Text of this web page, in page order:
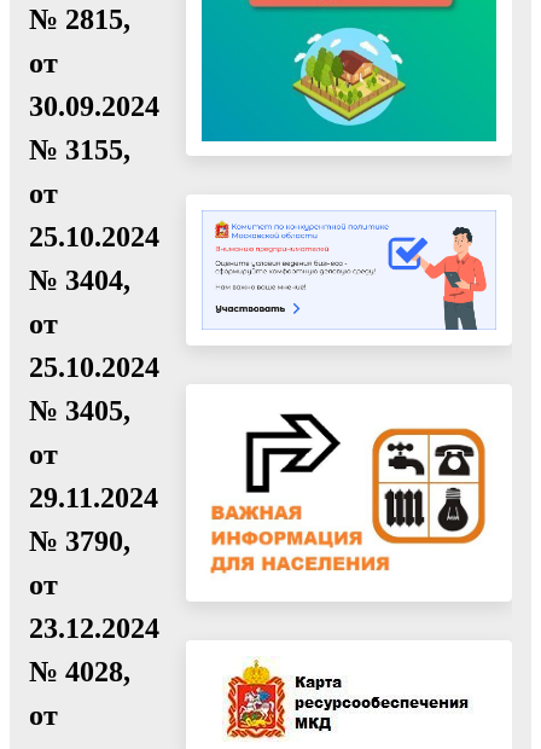
№ 2815,
от
30.09.2024
№ 3155,
от
25.10.2024
№ 3404,
от
25.10.2024
№ 3405,
от
29.11.2024
№ 3790,
от
23.12.2024
№ 4028,
от